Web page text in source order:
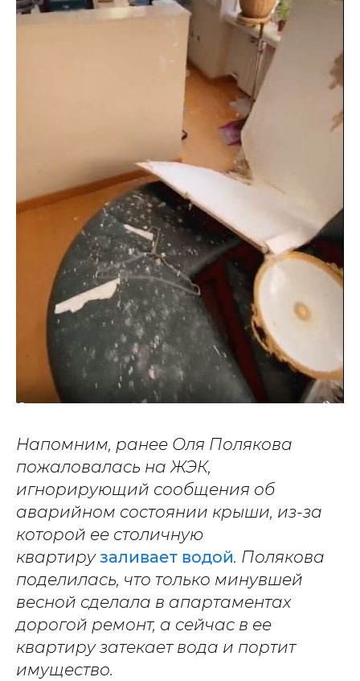
Напомним, ранее Оля Полякова
пожаловалась на ЖЭК,
игнорирующий сообщения об
аварийном состоянии крыши, из-за
которой ее столичную
квартирузаливает водой. Полякова
поделилась, что только минувшей
весной сделала в апартаментах
дорогой ремонт, а сейчас в ее
квартиру затекает вода и портит
имущество.